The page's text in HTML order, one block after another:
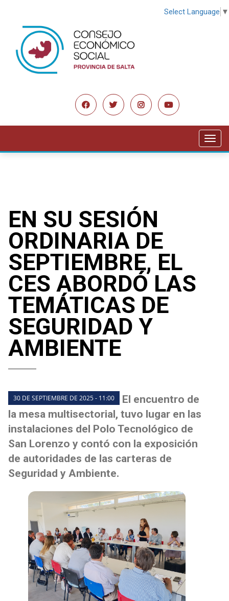
Select Language ▼
EN SU SESIÓN
ORDINARIA DE
SEPTIEMBRE, EL
CES ABORDÓ LAS
TEMÁTICAS DE
SEGURIDAD Y
AMBIENTE
30 DE SEPTIEMBRE DE 2025 - 11:00
El encuentro de
la mesa multisectorial, tuvo lugar en las
instalaciones del Polo Tecnológico de
San Lorenzo y contó con la exposición
de autoridades de las carteras de
Seguridad y Ambiente.